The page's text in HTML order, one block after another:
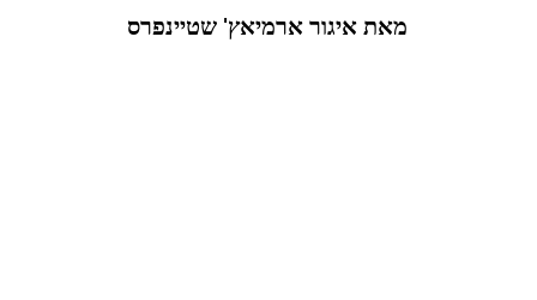
מאת איגור ארמיאץ' שטיינפרס